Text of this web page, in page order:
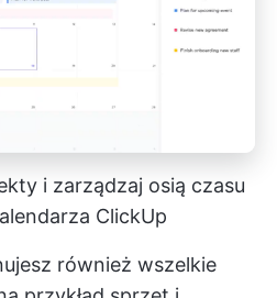
i zarządzaj osią czasu
ClickUp
również wszelkie